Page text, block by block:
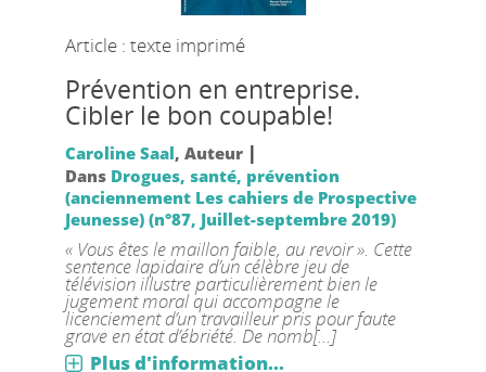
Article : texte imprimé
Prévention en entreprise.
Cibler le bon coupable!
Caroline Saal, Auteur |
Dans Drogues, santé, prévention
(anciennement Les cahiers de Prospective
Jeunesse) (n°87, Juillet-septembre 2019)
« Vous êtes le maillon faible, au revoir ». Cette
sentence lapidaire d’un célèbre jeu de
télévision illustre particulièrement bien le
jugement moral qui accompagne le
licenciement d’un travailleur pris pour faute
grave en état d’ébriété. De nomb[...]
Plus d'information...